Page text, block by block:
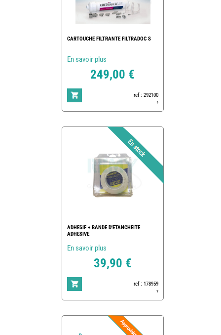
CARTOUCHE FILTRANTE FILTRADOC S
En savoir plus
249,00 €
ref : 292100
2
ADHESIF + BANDE D'ETANCHEITE
ADHESIVE
En savoir plus
39,90 €
ref : 178959
7